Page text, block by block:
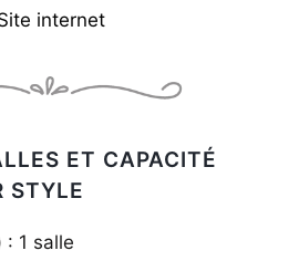
internet
ET CAPACITÉ
STYLE
: 1 salle